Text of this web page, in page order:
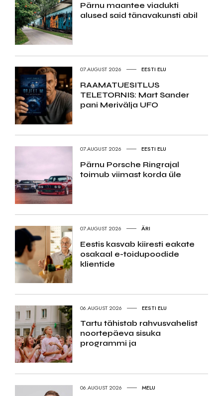
Pärnu maantee viadukti
alused said tänavakunsti abil
07.AUGUST 2026 EESTI ELU
RAAMATUESITLUS
TELETORNIS: Mart Sander
pani Merivälja UFO
07.AUGUST 2026 EESTI ELU
Pärnu Porsche Ringrajal
toimub viimast korda üle
07.AUGUST 2026 ÄRI
Eestis kasvab kiiresti eakate
osakaal e-toidupoodide
klientide
06.AUGUST 2026 EESTI ELU
Tartu tähistab rahvusvahelist
noortepäeva sisuka
programmi ja
06.AUGUST 2026 MELU